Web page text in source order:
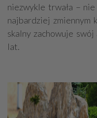
niezwykle trwała –
najbardziej zmiennym
skalny zachowuje
lat.